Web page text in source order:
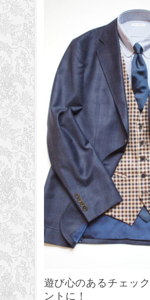
遊び心のあるチェッ
ントに！